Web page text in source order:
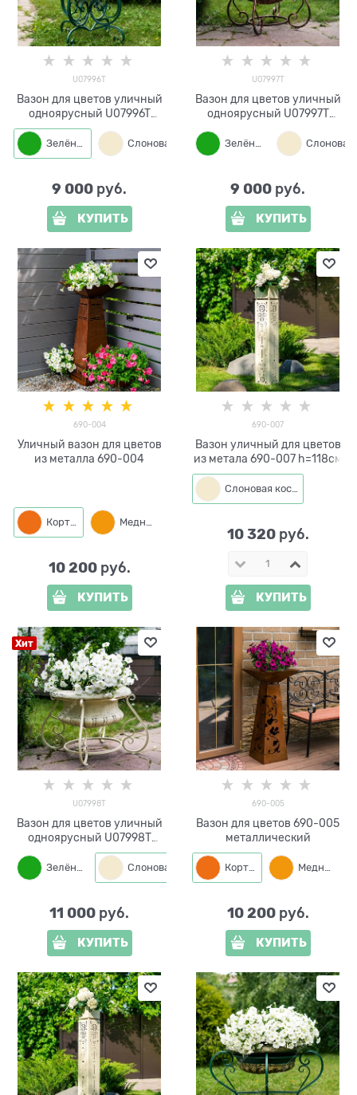
U07996T
Вазон для цветов уличный
одноярусный U07996T
металл и стеклопластик
Зелёный Слоновая кость
9 000 руб.
КУПИТЬ
U07997T
Вазон для цветов уличный
одноярусный U07997T
Зелёный
9 000 руб.
КУПИТЬ
690-004
Уличный вазон для цветов
из металла 690-004
Кортен Медный
10 200 руб.
КУПИТЬ
690-007
Вазон уличный для цветов
из метала 690-007 h=118см
Слоновая кость
10 320 руб.
КУПИТЬ
Хит
U07998T
Вазон для цветов уличный
одноярусный U07998T
металл и стеклопластик
Зелёный Слоновая кость Бронза
11 000 руб.
КУПИТЬ
690-005
Вазон для цветов 690-005
металлический
Кортен Медный
10 200 руб.
КУПИТЬ